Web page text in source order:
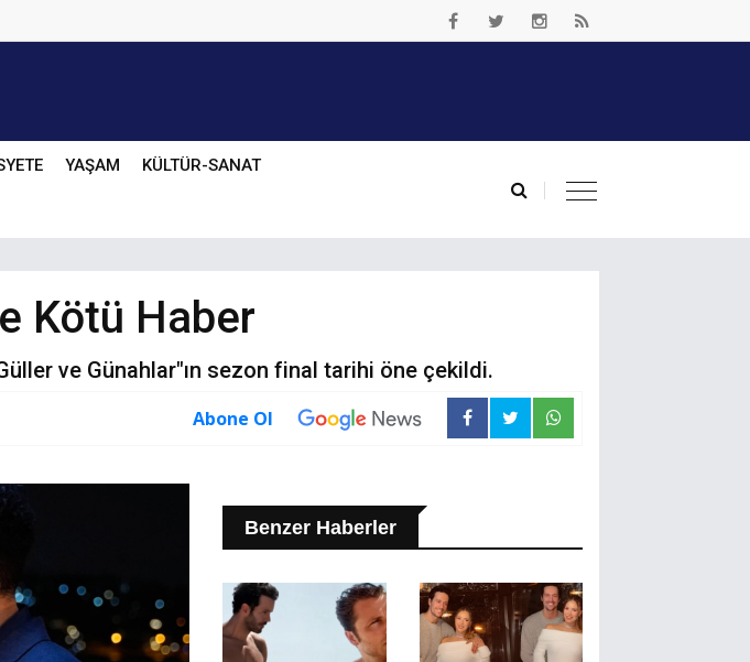
YAŞAM KÜLTÜR-SANAT
Kötü Haber
ve Günahlar"ın sezon final tarihi öne çekildi.
Abone Ol
Benzer Haberler